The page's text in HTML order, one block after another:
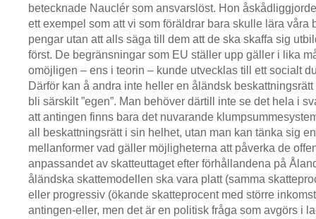
betecknade Nauclér som ansvarslöst. Hon
ett exempel som att vi som föräldrar bara skulle lära våra
pengar utan att alls säga till dem att de ska skaffa sig
först. De begränsningar som EU ställer upp gäller i lika
omöjligen – ens i teorin – kunde utvecklas till ett socialt
Därför kan å andra inte heller en åländsk
bli särskilt ”egen”. Man behöver därtill inte se det hela i
att antingen finns bara det nuvarande
all beskattningsrätt i sin helhet, utan man kan tänka sig
mellanformer vad gäller möjligheterna att påverka de
anpassandet av skatteuttaget efter förhållandena på
åländska skattemodellen ska vara platt (samma
eller progressiv (ökande skatteprocent med större
antingen-eller, men det är en politisk fråga som avgörs i